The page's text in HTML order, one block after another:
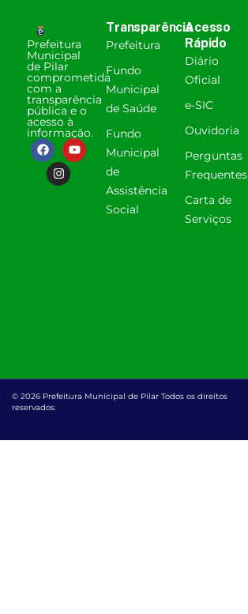
Prefeitura
Municipal
de Pilar
comprometida
com a
transparência
pública e o
acesso à
informação.
Transparência
Prefeitura
Fundo
Municipal
de Saúde
Fundo
Municipal
de
Assistência
Social
Acesso
Rápido
Diário
Oficial
e-SIC
Ouvidoria
Perguntas
Frequentes
Carta de
Serviços
© 2026 Prefeitura Municipal de Pilar Todos os direitos
reservados.